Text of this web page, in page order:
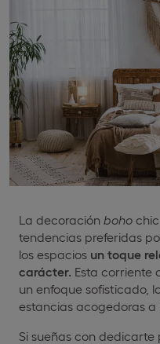
La decoración boho
tendencias preferidas
los espacios un toque
carácter. Esta corriente
un enfoque sofisticado,
estancias acogedoras a
Si sueñas con dedicarte